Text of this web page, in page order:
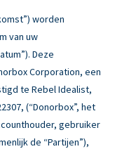
worden
van uw
Deze
Corporation, een
te Rebel Idealist,
(“Donorbox”, het
gebruiker
de “Partijen”),